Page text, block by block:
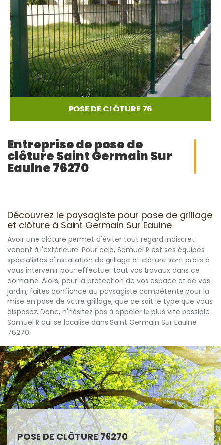
POSE DE CLÔTURE 76
Entreprise de pose de
clôture Saint Germain Sur
Eaulne 76270
Découvrez le paysagiste pour pose de grillage
et clôture à Saint Germain Sur Eaulne
Avoir une clôture permet d'éviter tout regard indiscret
venant à l'extérieure. Pour cela, Samuel R est ses équipes
spécialistes d'installation de grillage et clôture sont prêts à
vous intervenir pour effectuer tout vos travaux dans ce
domaine. Alors, pour la protection de vos espace et de vos
jardin, faites confiance au paysagiste compétente pour la
mise en pose de votre grillage, que ce soit le type que vous
disposez. Donc, n'hésitez pas à appeler le plus vite possible
Samuel R qui se localise dans Saint Germain Sur Eaulne
76270.
POSE DE CLÔTURE 76270